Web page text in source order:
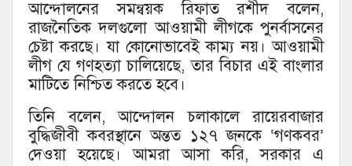
আন্দোলনের সমন্বয়ক রিফাত রশীদ বলেন,
রাজনৈতিক দলগুলো আওয়ামী লীগকে পুনর্বাসনের
চেষ্টা করছে। যা কোনোভাবেই কাম্য নয়। আওয়ামী
লীগ যে গণহত্যা চালিয়েছে, তার বিচার এই বাংলার
মাটিতে নিশ্চিত করতে হবে।
তিনি বলেন, আন্দোলন চলাকালে রায়েরবাজার
বুদ্ধিজীবী কবরস্থানে অন্তত ১২৭ জনকে ‘গণকবর’
দেওয়া হয়েছে। আমরা আসা করি, সরকার এ